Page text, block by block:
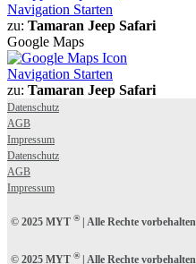
Navigation Starten
zu: Tamaran Jeep Safari
Google Maps
Navigation Starten
zu: Tamaran Jeep Safari
Datenschutz
AGB
Impressum
Datenschutz
AGB
Impressum
© 2025 MYT ®| Alle Rechte vorbehalten
© 2025 MYT ®| Alle Rechte vorbehalten